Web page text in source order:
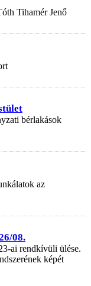
Tihamér Jenő
bérlakások
az
08.
ai rendkívüli ülése.
képét